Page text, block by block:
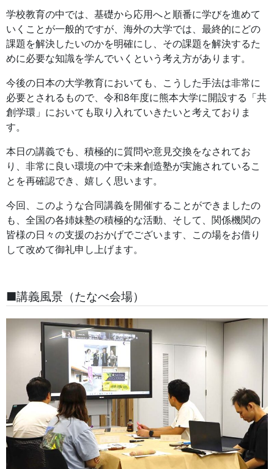
学校教育の中では、基礎から応用へと順番に学びを進めて
いくことが一般的ですが、海外の大学では、最終的にどの
課題を解決したいのかを明確にし、その課題を解決するた
めに必要な知識を学んでいくという考え方があります。
今後の日本の大学教育においても、こうした手法は非常に
必要とされるもので、令和8年度に熊本大学に開設する「共
創学環」においても取り入れていきたいと考えておりま
す。
本日の講義でも、積極的に質問や意見交換をなされてお
り、非常に良い環境の中で未来創造塾が実施されているこ
とを再確認でき、嬉しく思います。
今回、このような合同講義を開催することができましたの
も、全国の各姉妹塾の積極的な活動、そして、関係機関の
皆様の日々の支援のおかげでございます、この場をお借り
して改めて御礼申し上げます。
■講義風景（たなべ会場）